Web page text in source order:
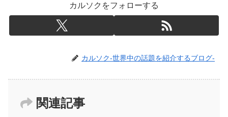
カルソクをフォローする
カルソク-世界中の話題を紹介するブログ-
関連記事